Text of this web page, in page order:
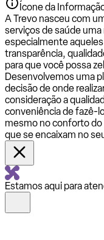
Ícone da
A Trevo nasceu com
serviços de saúde uma
especialmente
transparência,
para que você possa
Desenvolvemos uma
decisão de onde
consideração a
conveniência de fazê-
mesmo no conforto do
que se encaixam no
Estamos aqui para